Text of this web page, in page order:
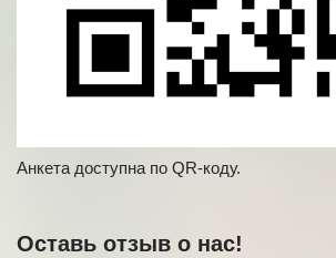
Анкета доступна по QR-коду.
Оставь отзыв о нас!